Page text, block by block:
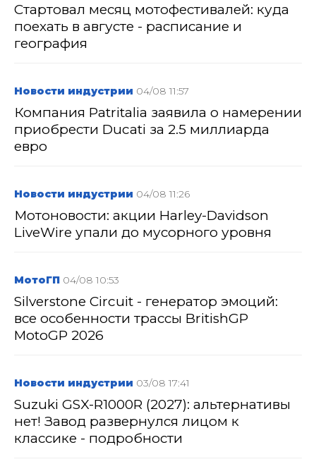
Стартовал месяц мотофестивалей: куда
поехать в августе - расписание и
география
Новости индустрии 04/08 11:57
Компания Patritalia заявила о намерении
приобрести Ducati за 2.5 миллиарда
евро
Новости индустрии 04/08 11:26
Мотоновости: акции Harley-Davidson
LiveWire упали до мусорного уровня
МотоГП 04/08 10:53
Silverstone Circuit - генератор эмоций:
все особенности трассы BritishGP
MotoGP 2026
Новости индустрии 03/08 17:41
Suzuki GSX-R1000R (2027): альтернативы
нет! Завод развернулся лицом к
классике - подробности